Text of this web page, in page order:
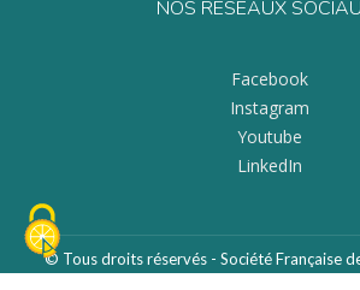
NOS RÉSEAUX
Facebook
Instagram
Youtube
LinkedIn
© Tous droits réservés - Société Française